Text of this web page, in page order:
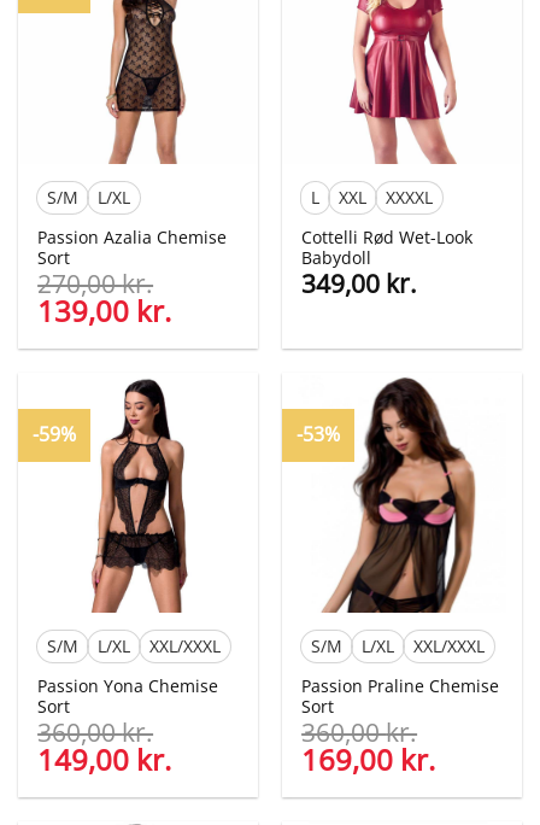
S/M
L/XL
Passion Azalia Chemise
Sort
270,00kr.
Den
oprindelige
pris
270,00 kr..
139,00 kr.
pris
139,00 kr..
L XXL
XXXXL
Cottelli Rød Wet-Look
Babydoll
349,00 kr.
-59%
S/M L/XL
XXL/XXXL
Passion Yona Chemise
Sort
360,00kr.
Den
oprindelige
pris
149,00 kr.
pris
-53%
S/M L/XL
XXL/XXXL
Passion Praline Chemise
Sort
360,00kr.
Den
oprindelige
pris
169,00 kr.
pris